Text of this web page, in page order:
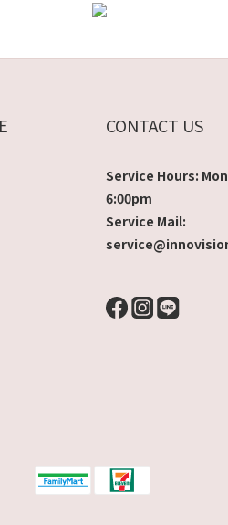
CONTACT US
Service Hours:
6:00pm
Service Mail: